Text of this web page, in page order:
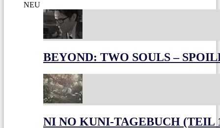
NEU
BEYOND: TWO SOULS –
NI NO KUNI-TAGEBUCH (TEIL